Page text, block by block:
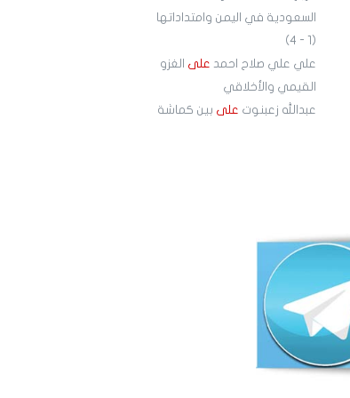
السعودية في اليمن وامتداداتها
(1 - 4)
علي علي صلاح احمد على
الغزو
القيمي والأخلاقي
عبدالله زعبنوت على بين كماشة